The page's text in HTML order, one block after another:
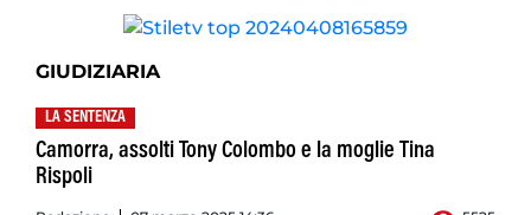
GIUDIZIARIA
LA SENTENZA
Camorra, assolti Tony Colombo e la moglie Tina
Rispoli